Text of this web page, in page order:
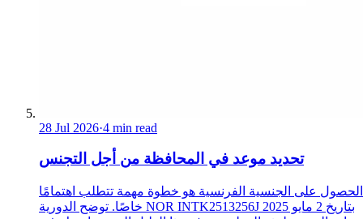
28 Jul 2026·4 min read
تحديد موعد في المحافظة من أجل التجنس
الحصول على الجنسية الفرنسية هو خطوة مهمة تتطلب اهتمامًا
خاصًا. توضح الدورية NOR INTK2513256J بتاريخ 2 مايو 2025